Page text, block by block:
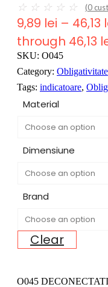
☆ ☆ ☆ ☆ ☆ (0
9,89 lei – 46,13
through 46,13
SKU: O045
Category: Obligativitate
Tags: indicatoare,
Material
Dimensiune
Brand
Clear
O045